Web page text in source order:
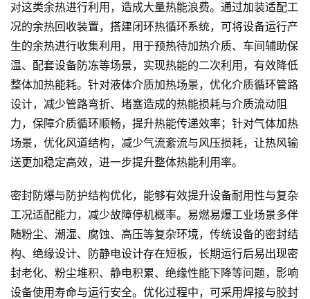
对这类余热进行利用，造成大量热能浪费。通过加装适配工
况的余热回收装置，搭建闭环热循环系统，可将设备运行产
生的余热进行收集利用，用于预热待加热介质、车间辅助保
温、配套设备防冻等场景，实现热能的二次利用，有效降低
整体加热能耗。针对液体介质加热场景，优化介质循环管路
设计，减少管路弯折、堵塞造成的热能损耗与介质流动阻
力，保障介质循环顺畅，提升热能传递效率；针对气体加热
场景，优化风道结构，减少气流紊流与风压损耗，让热风输
送更加稳定高效，进一步提升整体热能利用率。
密封防爆与防护结构优化，能够有效提升设备耐用性与复杂
工况适配能力，减少故障停机概率。易燃易爆工业场景多伴
随粉尘、潮湿、腐蚀、高压等复杂环境，传统设备的密封结
构、绝缘设计、防静电设计存在短板，长期运行后易出现密
封老化、粉尘堆积、静电积累、绝缘性能下降等问题，影响
设备使用寿命与运行安全。优化过程中，可采用焊接与胶封